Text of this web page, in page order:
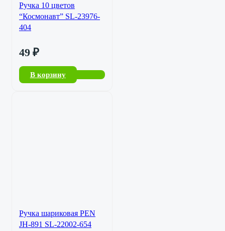
Ручка 10 цветов
“Космонавт” SL-23976-
404
49 ₽
В корзину
Ручка шариковая PEN
JH-891 SL-22002-654